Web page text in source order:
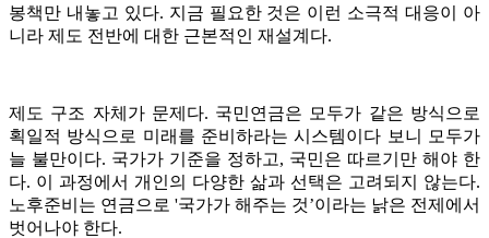
봉책만 내놓고 있다. 지금 필요한 것은 이런 소극적 대응이 아
니라 제도 전반에 대한 근본적인 재설계다.
제도 구조 자체가 문제다. 국민연금은 모두가 같은 방식으로
획일적 방식으로 미래를 준비하라는 시스템이다 보니 모두가
늘 불만이다. 국가가 기준을 정하고, 국민은 따르기만 해야 한
다. 이 과정에서 개인의 다양한 삶과 선택은 고려되지 않는다.
노후준비는 연금으로 '국가가 해주는 것’이라는 낡은 전제에서
벗어나야 한다.